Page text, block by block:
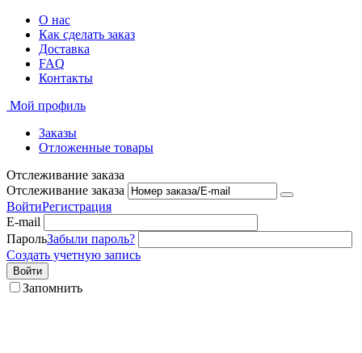
О нас
Как сделать заказ
Доставка
FAQ
Контакты
Мой профиль
Заказы
Отложенные товары
Отслеживание заказа
Отслеживание заказа
ВойтиРегистрация
E-mail
ПарольЗабыли пароль?
Создать учетную запись
Войти
Запомнить